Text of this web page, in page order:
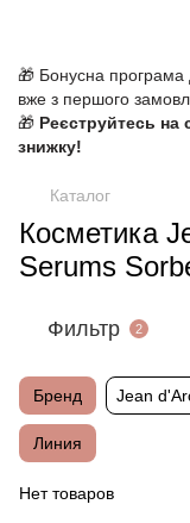
🎁 Бонусна програма
вже з першого
🎁 Реєструйтесь на
знижку!
Каталог
Косметика
Serums
Фильтр 2
Бренд Jean
Линия
Нет товаров